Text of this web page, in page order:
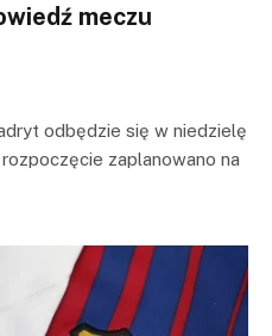
meczu
odbędzie się w niedzielę
zaplanowano na